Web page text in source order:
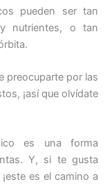
pueden ser tan
nutrientes, o tan
preocuparte por las
¡así que olvídate
es una forma
Y, si te gusta
es el camino a